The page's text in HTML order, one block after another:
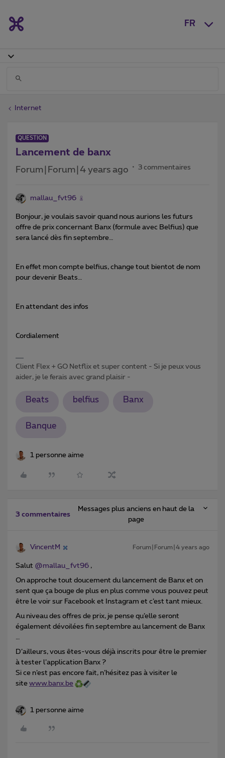
FR
Internet
QUESTION
Lancement de banx
Forum|Forum|4 years ago 3 commentaires
mallau_fvt96
Bonjour, je voulais savoir quand nous aurions les futurs
offre de prix concernant Banx (formule avec Belfius) que
sera lancé dès fin septembre…
En effet mon compte belfius, change tout bientot de nom
pour devenir Beats…
En attendant des infos
Cordialement
Client Flex + GO Netflix et super content - Si je peux vous
aider, je le ferais avec grand plaisir -
Beats belfius Banx
Banque
1 personne aime
3 commentaires
Messages plus anciens en haut de la
page
VincentM Forum|Forum|4 years ago
Salut @mallau_fvt96 ,
On approche tout doucement du lancement de Banx et on
sent que ça bouge de plus en plus comme vous pouvez peut
être le voir sur Facebook et Instagram et c’est tant mieux.
Au niveau des offres de prix, je pense qu’elle seront
également dévoilées fin septembre au lancement de Banx
…
D’ailleurs, vous êtes-vous déjà inscrits pour être le premier
à tester l’application Banx ?
Si ce n’est pas encore fait, n’hésitez pas à visiter le
site www.banx.be
1 personne aime